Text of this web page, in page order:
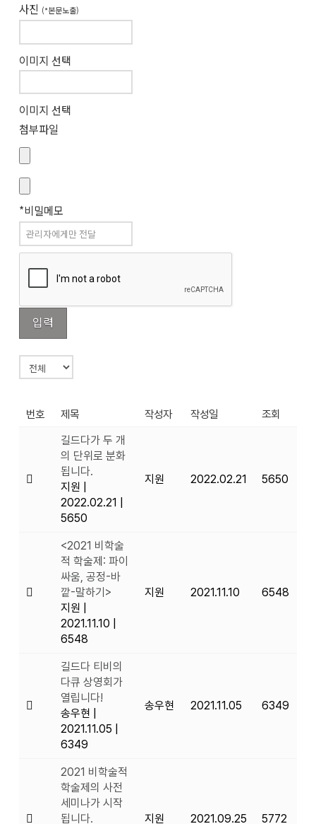
사진 (*본문노출)
이미지 선택
이미지 선택
첨부파일
*비밀메모
번호 제목 작성자 작성일
조회
길드다가 두 개
의 단위로 분화
됩니다.
지원
2022.02.21
5650
지원 2022.02.21 5650
<2021 비학술
적 학술제: 파이
싸움, 공정-바
깥-말하기>
지원
2021.11.10
6548
지원 2021.11.10 6548
길드다 티비의
다큐 상영회가
열립니다!
송우현
2021.11.05
6349
송우현 2021.11.05 6349
2021 비학술적
학술제의 사전
세미나가 시작
됩니다.
지원 2021.09.25 5772